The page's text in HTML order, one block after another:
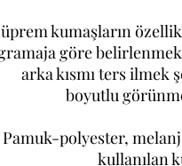
üprem kumaşların
göre
arka kısmı ters ilmek
boyutlu
Pamuk-polyester,
kullanılan